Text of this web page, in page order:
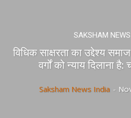
SAKSHAM
विधिक साक्षरता का उद्देश्य
वर्गों को न्याय दिलाना है:
Saksham News India -